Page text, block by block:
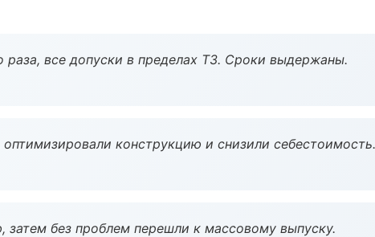
раза, все допуски в пределах ТЗ. Сроки выдержаны.
конструкцию и снизили себестоимость.
без проблем перешли к массовому выпуску.